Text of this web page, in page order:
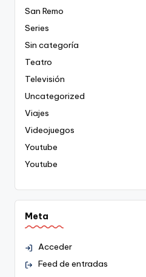
San Remo
Series
Sin categoría
Teatro
Televisión
Uncategorized
Viajes
Videojuegos
Youtube
Youtube
Meta
Acceder
Feed de entradas